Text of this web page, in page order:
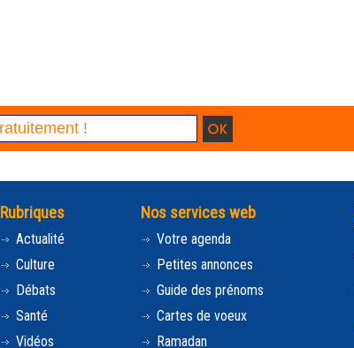
Rubriques
Actualité
Culture
Débats
Santé
Vidéos
Nos services web
Votre agenda
Petites annonces
Guide des prénoms
Cartes de voeux
Ramadan